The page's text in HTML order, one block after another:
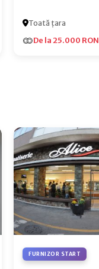
Toată țara
De la 25.000 RON
FURNIZOR START